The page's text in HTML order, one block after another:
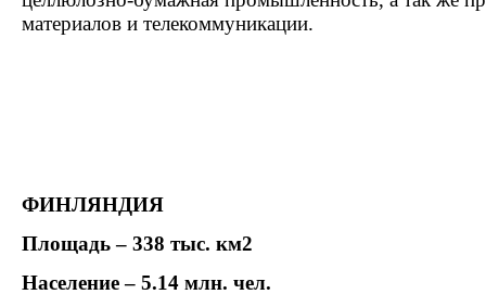
материалов и телекоммуникации.
ФИНЛЯНДИЯ
Площадь – 338 тыс. км2
Население – 5.14 млн. чел.